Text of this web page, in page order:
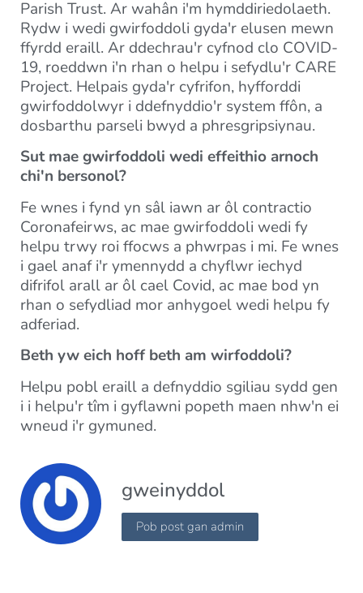
Parish Trust. Ar wahân i'm hymddiriedolaeth.
Rydw i wedi gwirfoddoli gyda'r elusen mewn
ffyrdd eraill. Ar ddechrau'r cyfnod clo COVID-
19, roeddwn i'n rhan o helpu i sefydlu'r CARE
Project. Helpais gyda'r cyfrifon, hyfforddi
gwirfoddolwyr i ddefnyddio'r system ffôn, a
dosbarthu parseli bwyd a phresgripsiynau.
Sut mae gwirfoddoli wedi effeithio arnoch
chi'n bersonol?
Fe wnes i fynd yn sâl iawn ar ôl contractio
Coronafeirws, ac mae gwirfoddoli wedi fy
helpu trwy roi ffocws a phwrpas i mi. Fe wnes
i gael anaf i'r ymennydd a chyflwr iechyd
difrifol arall ar ôl cael Covid, ac mae bod yn
rhan o sefydliad mor anhygoel wedi helpu fy
adferiad.
Beth yw eich hoff beth am wirfoddoli?
Helpu pobl eraill a defnyddio sgiliau sydd gen
i i helpu'r tîm i gyflawni popeth maen nhw'n ei
wneud i'r gymuned.
gweinyddol
Pob post gan admin